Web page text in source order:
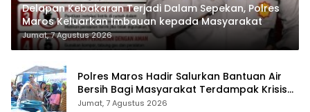
Delapan Kebakaran Terjadi Dalam Sepekan, Polres
Maros Keluarkan Imbauan kepada Masyarakat
Jumat, 7 Agustus 2026
Polres Maros Hadir Salurkan Bantuan Air
Bersih Bagi Masyarakat Terdampak Krisis
Air Bersih Di Maros
Jumat, 7 Agustus 2026